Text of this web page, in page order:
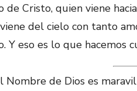
de Cristo, quien viene
del cielo con tanto
Y eso es lo que hacemos
Nombre de Dios es